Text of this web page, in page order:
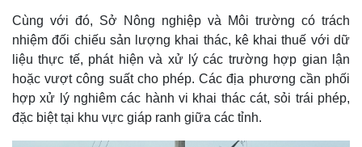
Cùng với đó, Sở Nông nghiệp và Môi trường có trách
nhiệm đối chiếu sản lượng khai thác, kê khai thuế với dữ
liệu thực tế, phát hiện và xử lý các trường hợp gian lận
hoặc vượt công suất cho phép. Các địa phương cần phối
hợp xử lý nghiêm các hành vi khai thác cát, sỏi trái phép,
đặc biệt tại khu vực giáp ranh giữa các tỉnh.